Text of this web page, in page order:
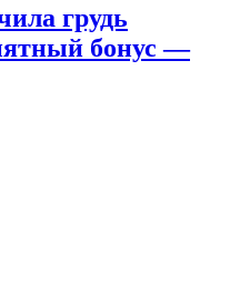
грудь
бонус —